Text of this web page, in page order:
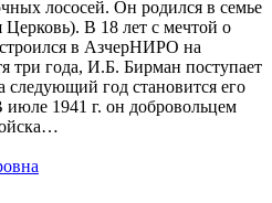
лососей. Он родился в семье
Церковь). В 18 лет с мечтой о
в АзчерНИРО на
три года, И.Б. Бирман поступает
следующий год становится его
1941 г. он добровольцем